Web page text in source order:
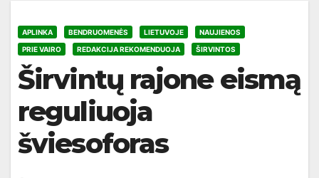
APLINKA BENDRUOMENĖS LIETUVOJE
NAUJIENOS
PRIE VAIRO
REDAKCIJA REKOMENDUOJA ŠIRVINTOS
Širvintų rajone eismą
reguliuoja
šviesoforas